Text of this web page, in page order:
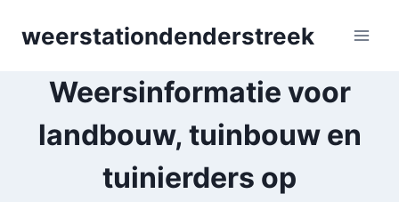
weerstationdenderstreek
Weersinformatie voor
landbouw, tuinbouw en
tuinierders op